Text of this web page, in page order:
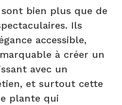
bien plus que de
Ils
accessible,
à créer un
avec un
et surtout cette
plante qui